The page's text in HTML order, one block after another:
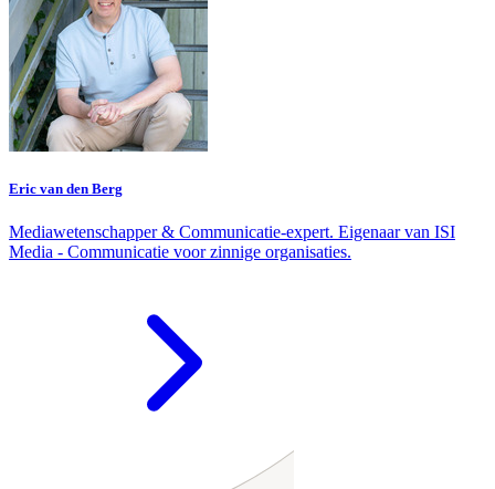
Eric van den Berg
Mediawetenschapper & Communicatie-expert. Eigenaar van ISI
Media - Communicatie voor zinnige organisaties.